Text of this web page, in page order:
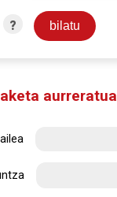
?
aurreratua